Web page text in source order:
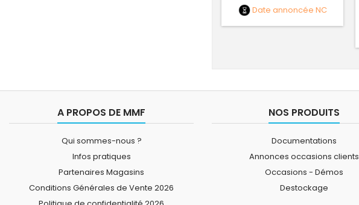
Date annoncée NC
A PROPOS DE MMF
Qui sommes-nous ?
Infos pratiques
Partenaires Magasins
Conditions Générales de Vente 2026
NOS PRODUITS
Documentations
Annonces occasions clients
Occasions - Démos
Destockage